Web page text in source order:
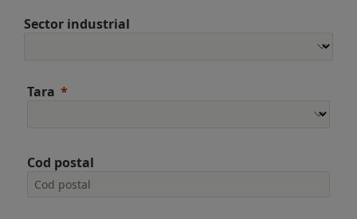
Sector industrial
Tara
Cod postal